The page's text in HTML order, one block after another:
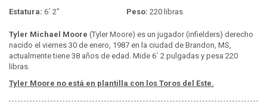
Estatura: 6´ 2" Peso: 220 libras
Tyler Michael Moore (Tyler Moore) es un jugador (infielders) derecho
nacido el viernes 30 de enero, 1987 en la ciudad de Brandon, MS,
actualmente tiene 38 años de edad. Mide 6´ 2 pulgadas y pesa 220
libras.
Tyler Moore no está en plantilla con los Toros del Este.